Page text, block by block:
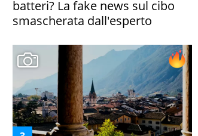
batteri? La fake news sul cibo
smascherata dall'esperto